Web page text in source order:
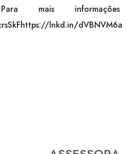
mais informações
lnkd.in/dVBNVM6a